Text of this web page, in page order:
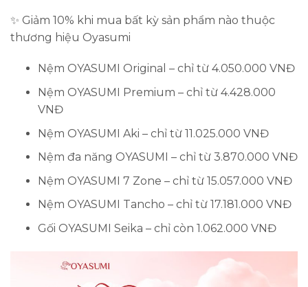
✨ Giảm 10% khi mua bất kỳ sản phẩm nào thuộc
thương hiệu Oyasumi
Nệm OYASUMI Original – chỉ từ 4.050.000 VNĐ
Nệm OYASUMI Premium – chỉ từ 4.428.000
VNĐ
Nệm OYASUMI Aki – chỉ từ 11.025.000 VNĐ
Nệm đa năng OYASUMI – chỉ từ 3.870.000 VNĐ
Nệm OYASUMI 7 Zone – chỉ từ 15.057.000 VNĐ
Nệm OYASUMI Tancho – chỉ từ 17.181.000 VNĐ
Gối OYASUMI Seika – chỉ còn 1.062.000 VNĐ